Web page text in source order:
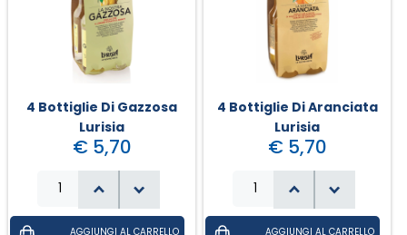
4 Bottiglie Di Gazzosa
Lurisia
€ 5,70
4 Bottiglie Di Aranciata
Lurisia
€ 5,70